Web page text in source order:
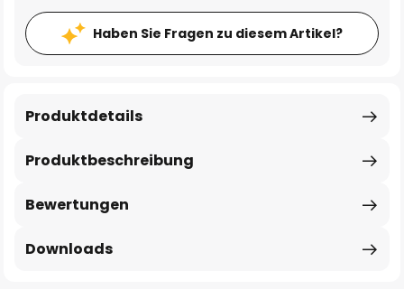
Haben Sie Fragen zu diesem Artikel?
Produktbeschreibung
Produktdetails
Bewertungen
Downloads